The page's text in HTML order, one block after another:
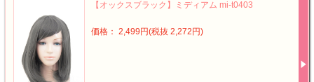
【オックスブラック】ミディアム mi-t0403
価格： 2,499円(税抜 2,272円)